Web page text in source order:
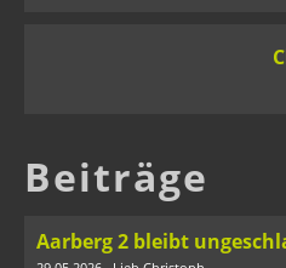
Beiträge
Aarberg 2 bleibt